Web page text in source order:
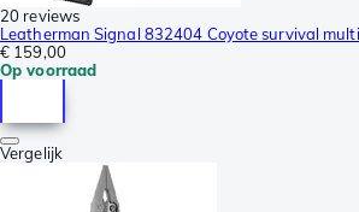
20 reviews
Leatherman Signal 832404 Coyote survival
€ 159,00
Op voorraad
Vergelijk